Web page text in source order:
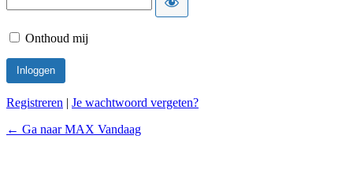
Onthoud mij
Registreren | Je wachtwoord vergeten?
← Ga naar MAX Vandaag